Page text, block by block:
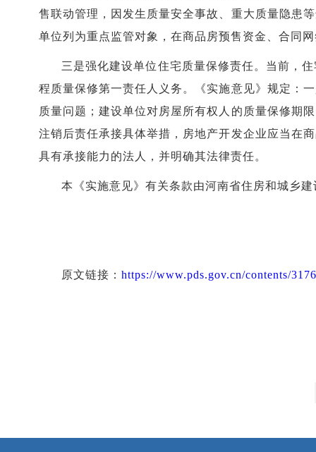
售联动管理，因发生质量安全事故、重大质量隐患
单位列为重点监管对象，在商品房预售资金、合同
三是强化建设单位住宅质量保修责任。当前，
程质量保修第一责任人义务。《实施意见》规定：
质量问题；建设单位对房屋所有权人的质量保修期
注销后责任承接具体举措，房地产开发企业应当在
具有承接能力的法人，并明确其法律责任。
本《实施意见》有关条款由河南省住房和城乡
原文链接： https://www.pds.gov.cn/contents/